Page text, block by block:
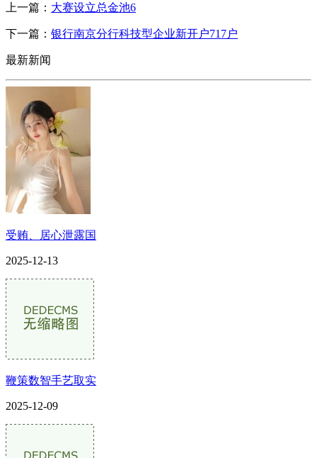
上一篇： 大赛设立总金池6
下一篇： 银行南京分行科技型企业新开户717户
最新新闻
受贿、居心泄露国
2025-12-13
鞭策数智手艺取实
2025-12-09